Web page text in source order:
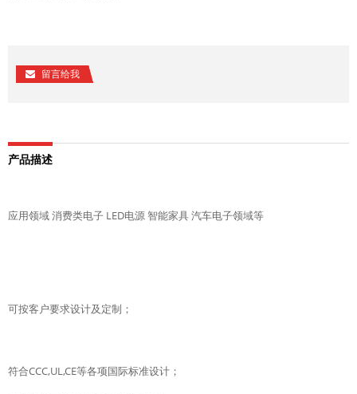
留言给我
产品描述
应用领域 消费类电子 LED电源 智能家具 汽车电子领域等
可按客户要求设计及定制；
符合CCC,UL,CE等各项国际标准设计；